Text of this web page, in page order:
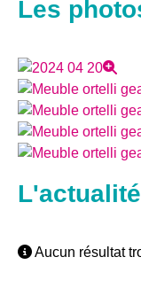
Les
L'actualité
Aucun résultat